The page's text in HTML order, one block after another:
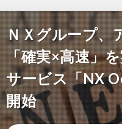
ＮＸグループ、
「確実×高速」
サービス「NX
開始